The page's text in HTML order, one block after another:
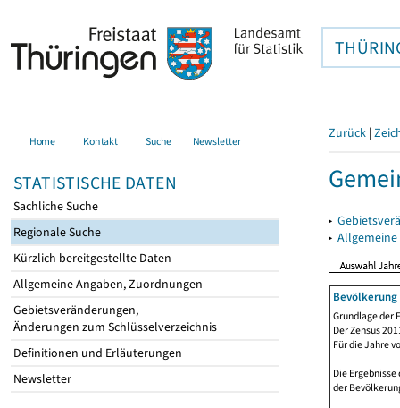
Home Kontakt Suche Newsletter
STATISTISCHE DATEN
Sachliche Suche
Regionale Suche
Kürzlich bereitgestellte Daten
Allgemeine Angaben, Zuordnungen
Gebietsveränderungen,
Änderungen zum Schlüsselverzeichnis
Definitionen und Erläuterungen
Newsletter
Zurück |
▸
▸
Grundlage der
Der Zensus
Für die Jahre
Die
der